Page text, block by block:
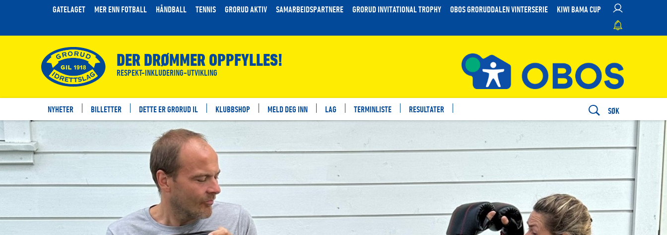
GATELAGET MER ENN FOTBALL HÅNDBALL TENNIS GRORUD AKTIV SAMARBEIDSPARTNERE GRORUD INVITATIONAL TROPHY OBOS GRORUDDALEN VINTERSERIE KIWI BAMA CUP
DER DRØMMER OPPFYLLES!
RESPEKT-INKLUDERING-UTVIKLING
NYHETER BILLETTER DETTE ER GRORUD IL KLUBBSHOP MELD DEG INN LAG TERMINLISTE RESULTATER SØK